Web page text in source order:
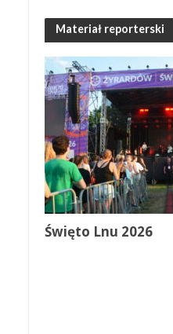
Materiał reporterski
Święto Lnu 2026